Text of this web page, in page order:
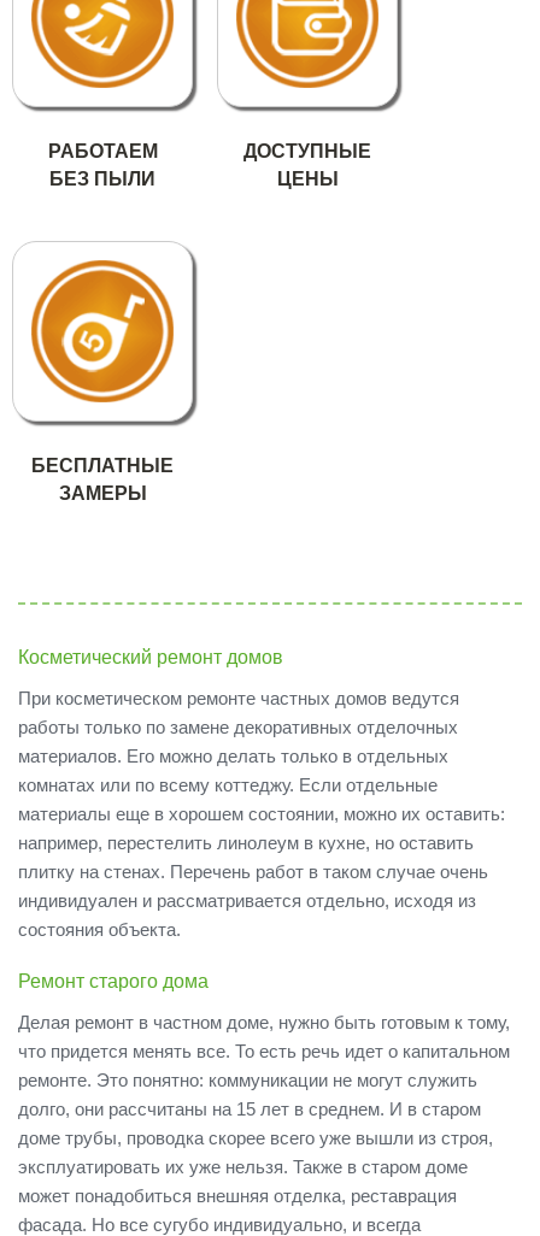
РАБОТАЕМ
БЕЗ ПЫЛИ
ДОСТУПНЫЕ
ЦЕНЫ
БЕСПЛАТНЫЕ
ЗАМЕРЫ
Косметический ремонт домов
При косметическом ремонте частных домов ведутся
работы только по замене декоративных отделочных
материалов. Его можно делать только в отдельных
комнатах или по всему коттеджу. Если отдельные
материалы еще в хорошем состоянии, можно их оставить:
например, перестелить линолеум в кухне, но оставить
плитку на стенах. Перечень работ в таком случае очень
индивидуален и рассматривается отдельно, исходя из
состояния объекта.
Ремонт старого дома
Делая ремонт в частном доме, нужно быть готовым к тому,
что придется менять все. То есть речь идет о капитальном
ремонте. Это понятно: коммуникации не могут служить
долго, они рассчитаны на 15 лет в среднем. И в старом
доме трубы, проводка скорее всего уже вышли из строя,
эксплуатировать их уже нельзя. Также в старом доме
может понадобиться внешняя отделка, реставрация
фасада. Но все сугубо индивидуально, и всегда